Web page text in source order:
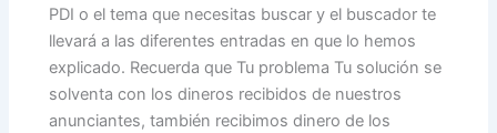
PDI o el tema que necesitas buscar y el buscador te
llevará a las diferentes entradas en que lo hemos
explicado. Recuerda que Tu problema Tu solución se
solventa con los dineros recibidos de nuestros
anunciantes, también recibimos dinero de los